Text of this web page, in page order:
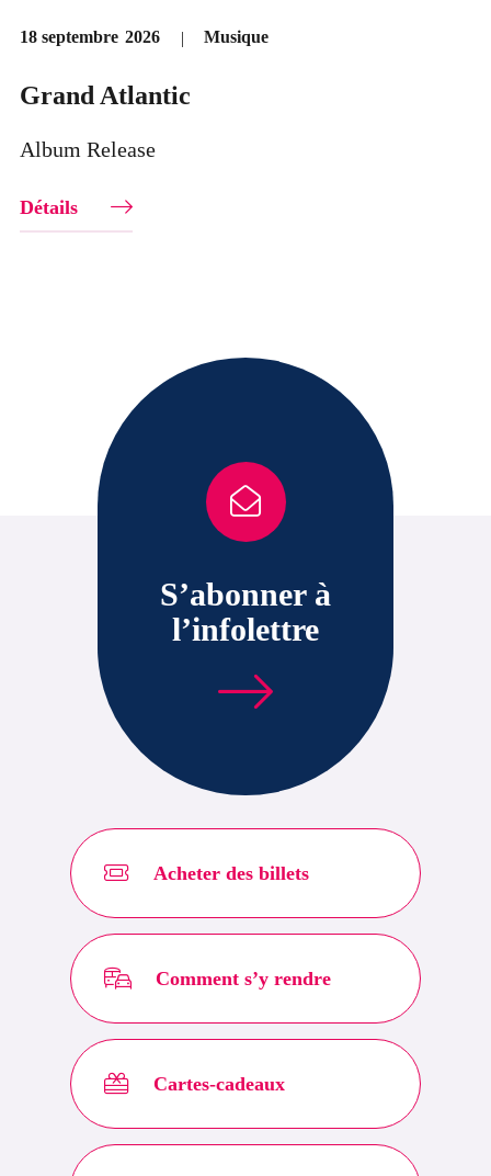
18 septembre 2026 Musique
Grand Atlantic
Album Release
Détails
S’abonner à
l’infolettre
Acheter des billets
Comment s’y rendre
Cartes-cadeaux